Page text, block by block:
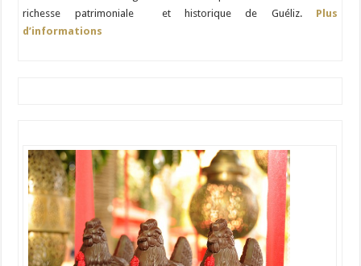
richesse patrimoniale et historique de Guéliz. Plus
d’informations